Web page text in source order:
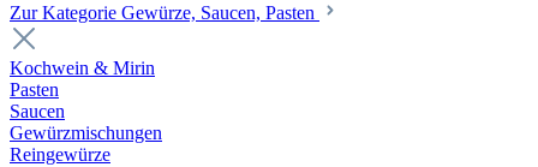
Zur Kategorie Gewürze, Saucen, Pasten
Kochwein & Mirin
Pasten
Saucen
Gewürzmischungen
Reingewürze